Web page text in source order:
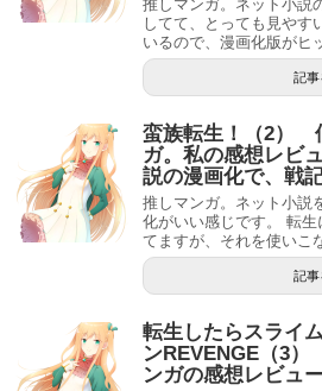
推しマンガ。ネット小説
してて、とっても見やす
いるので、漫画化版がヒ
記事
蛮族転生！（2）
ガ。私の感想レビ
説の漫画化で、戦
推しマンガ。ネット小説
化がいい感じです。 転
てますが、それを使いこ
記事
転生したらスライ
ンREVENGE（3
ンガの感想レビュ